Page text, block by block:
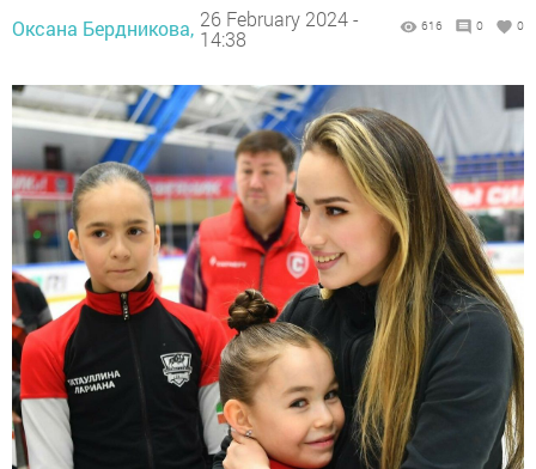
Оксана Бердникова, 26 February 2024 -
14:38
616 0 0